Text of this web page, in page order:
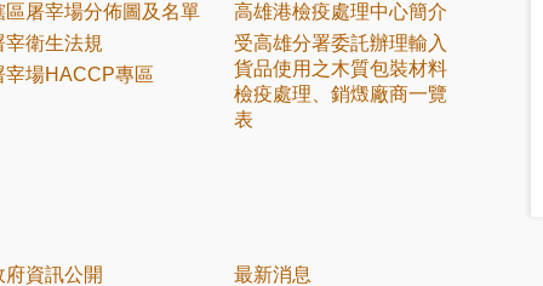
區屠宰場分佈圖及名單
宰衛生法規
宰場HACCP專區
高雄港檢疫處理中心簡介
受高雄分署委託辦理輸入
貨品使用之木質包裝材料
檢疫處理、銷燬廠商一覽
表
府資訊公開 最新消息